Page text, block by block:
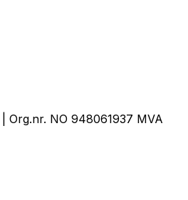
| Org.nr. NO 948061937 MVA